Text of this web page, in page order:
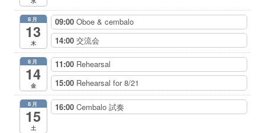
8月
13
木
09:00 Oboe & cembalo
14:00 交流会
8月
14
金
11:00 Rehearsal
15:00 Rehearsal for 8/21
8月
15
土
16:00 Cembalo 試奏